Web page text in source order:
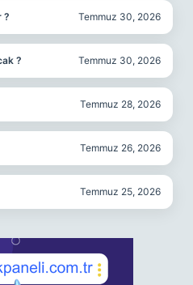
? Temmuz 30, 2026
? Temmuz 30, 2026
Temmuz 28, 2026
Temmuz 26, 2026
Temmuz 25, 2026